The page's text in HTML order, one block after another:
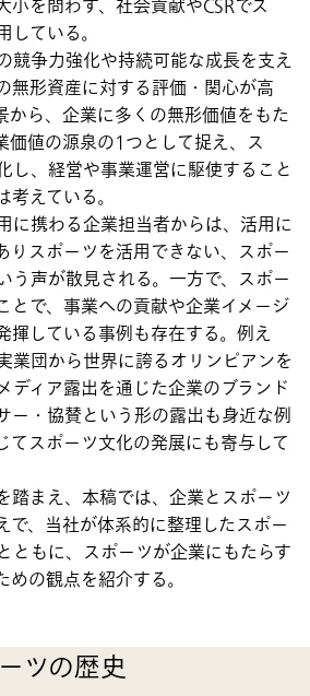
小を問わず、社会貢献やCSRでス
ている。
競争力強化や持続可能な成長を支え
無形資産に対する評価・関心が高
から、企業に多くの無形価値をもた
価値の源泉の1つとして捉え、ス
し、経営や事業運営に駆使すること
えている。
に携わる企業担当者からは、活用に
りスポーツを活用できない、スポー
う声が散見される。一方で、スポー
とで、事業への貢献や企業イメージ
揮している事例も存在する。例え
業団から世界に誇るオリンピアンを
ディア露出を通じた企業のブランド
ー・協賛という形の露出も身近な例
てスポーツ文化の発展にも寄与して
踏まえ、本稿では、企業とスポーツ
で、当社が体系的に整理したスポー
ともに、スポーツが企業にもたらす
の観点を紹介する。
ツの歴史